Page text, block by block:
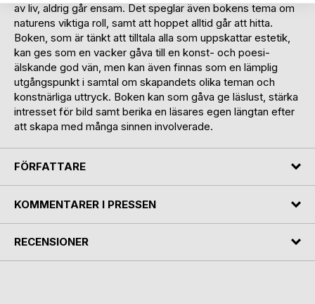
av liv, aldrig går ensam. Det speglar även bokens tema om
naturens viktiga roll, samt att hoppet alltid går att hitta.
Boken, som är tänkt att tilltala alla som uppskattar estetik,
kan ges som en vacker gåva till en konst- och poesi-
älskande god vän, men kan även finnas som en lämplig
utgångspunkt i samtal om skapandets olika teman och
konstnärliga uttryck. Boken kan som gåva ge läslust, stärka
intresset för bild samt berika en läsares egen längtan efter
att skapa med många sinnen involverade.
FÖRFATTARE
KOMMENTARER I PRESSEN
RECENSIONER